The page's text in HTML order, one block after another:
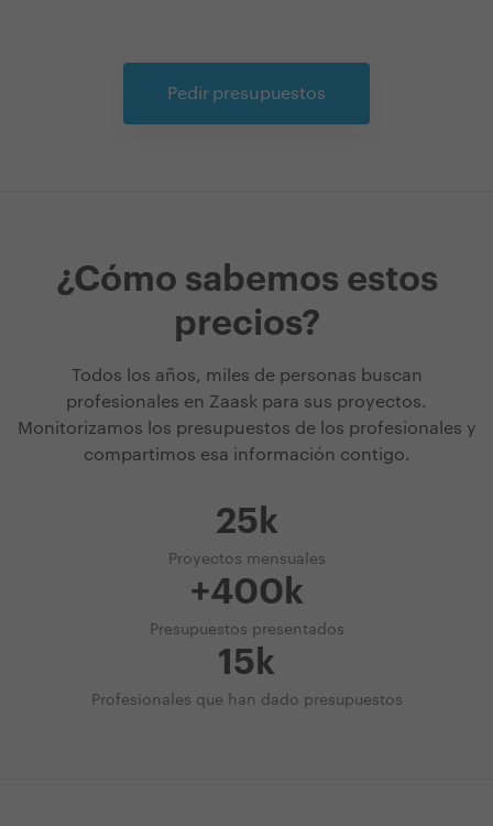
Pedir presupuestos
¿Cómo sabemos estos
precios?
Todos los años, miles de personas buscan
profesionales en Zaask para sus proyectos.
Monitorizamos los presupuestos de los profesionales y
compartimos esa información contigo.
25k
Proyectos mensuales
+400k
Presupuestos presentados
15k
Profesionales que han dado presupuestos